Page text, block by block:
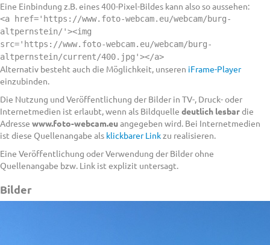
Eine Einbindung z.B. eines 400-Pixel-Bildes kann also so aussehen:
<a href='https://www.foto-webcam.eu/webcam/burg-
altpernstein/'><img
src='https://www.foto-webcam.eu/webcam/burg-
altpernstein/current/400.jpg'></a>
Alternativ besteht auch die Möglichkeit, unseren iFrame-Player
einzubinden.
Die Nutzung und Veröffentlichung der Bilder in TV-, Druck- oder
Internetmedien ist erlaubt, wenn als Bildquelle deutlich lesbardie
Adresse www.foto-webcam.euangegeben wird. Bei Internetmedien
ist diese Quellenangabe als klickbarer Linkzu realisieren.
Eine Veröffentlichung oder Verwendung der Bilder ohne
Quellenangabe bzw. Link ist explizit untersagt.
Bilder